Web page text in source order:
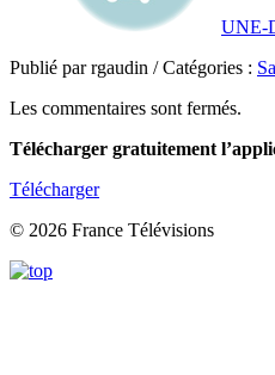
UNE-
Publié par rgaudin / Catégories :
Les commentaires sont fermés.
Télécharger gratuitement
Télécharger
© 2026 France Télévisions